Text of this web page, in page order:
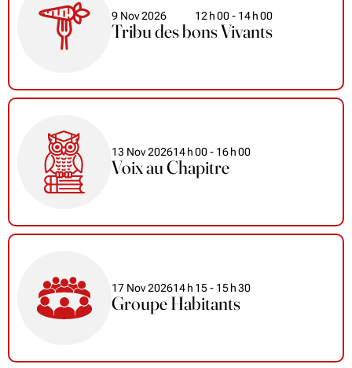
9 Nov 2026 12h00- 14h00
Tribu des bons Vivants
13 Nov 202614h00- 16h00
Voix au Chapitre
17 Nov 202614h 15- 15h30
Groupe Habitants